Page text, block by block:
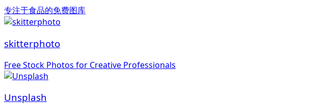
专注于食品的免费图库
skitterphoto
Free Stock Photos for Creative Professionals
Unsplash